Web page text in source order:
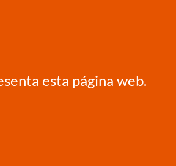
esta página web.